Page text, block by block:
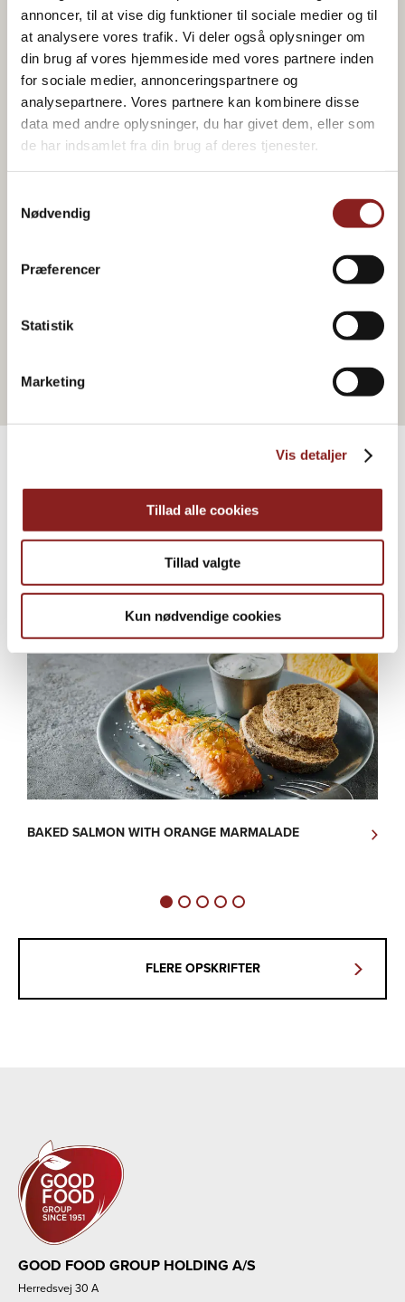
annoncer, til at vise dig funktioner til sociale medier og til
at analysere vores trafik. Vi deler også oplysninger om
din brug af vores hjemmeside med vores partnere inden
for sociale medier, annonceringspartnere og
analysepartnere. Vores partnere kan kombinere disse
data med andre oplysninger, du har givet dem, eller som
de har indsamlet fra din brug af deres tjenester.
Nødvendig
Præferencer
Statistik
Marketing
Vis detaljer
Tillad alle cookies
Tillad valgte
Kun nødvendige cookies
MORE RECIPES
Professional inspiration
BAKED SALMON WITH ORANGE MARMALADE
FLERE OPSKRIFTER
GOOD FOOD GROUP HOLDING A/S
Herredsvej 30 A